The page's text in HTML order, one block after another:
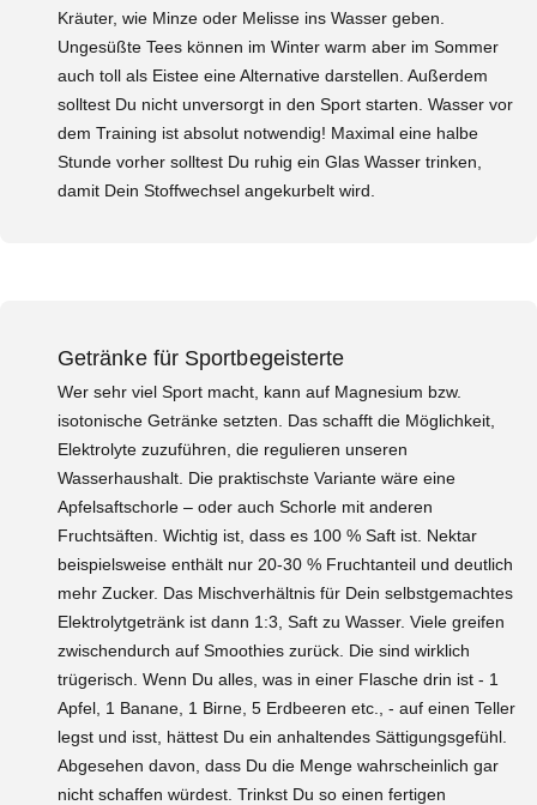
Kräuter, wie Minze oder Melisse ins Wasser geben.
Ungesüßte Tees können im Winter warm aber im Sommer
auch toll als Eistee eine Alternative darstellen. Außerdem
solltest Du nicht unversorgt in den Sport starten. Wasser vor
dem Training ist absolut notwendig! Maximal eine halbe
Stunde vorher solltest Du ruhig ein Glas Wasser trinken,
damit Dein Stoffwechsel angekurbelt wird.
Getränke für Sportbegeisterte
Wer sehr viel Sport macht, kann auf Magnesium bzw.
isotonische Getränke setzten. Das schafft die Möglichkeit,
Elektrolyte zuzuführen, die regulieren unseren
Wasserhaushalt. Die praktischste Variante wäre eine
Apfelsaftschorle – oder auch Schorle mit anderen
Fruchtsäften. Wichtig ist, dass es 100 % Saft ist. Nektar
beispielsweise enthält nur 20-30 % Fruchtanteil und deutlich
mehr Zucker. Das Mischverhältnis für Dein selbstgemachtes
Elektrolytgetränk ist dann 1:3, Saft zu Wasser. Viele greifen
zwischendurch auf Smoothies zurück. Die sind wirklich
trügerisch. Wenn Du alles, was in einer Flasche drin ist - 1
Apfel, 1 Banane, 1 Birne, 5 Erdbeeren etc., - auf einen Teller
legst und isst, hättest Du ein anhaltendes Sättigungsgefühl.
Abgesehen davon, dass Du die Menge wahrscheinlich gar
nicht schaffen würdest. Trinkst Du so einen fertigen